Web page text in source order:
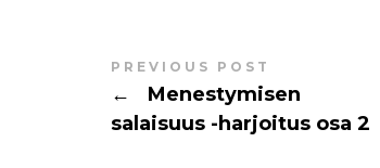
PREVIOUS POST
←
Menestymisen
salaisuus -harjoitus osa 2